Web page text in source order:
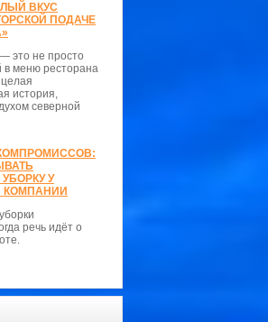
ВКУС
ПОДАЧЕ
это не просто
в меню ресторана
история,
северной
У
КОМПАНИИ
речь идёт о